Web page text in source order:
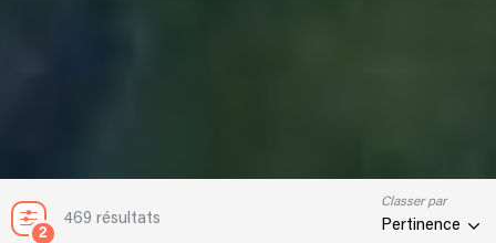
2
469 résultats
Classer par
Pertinence